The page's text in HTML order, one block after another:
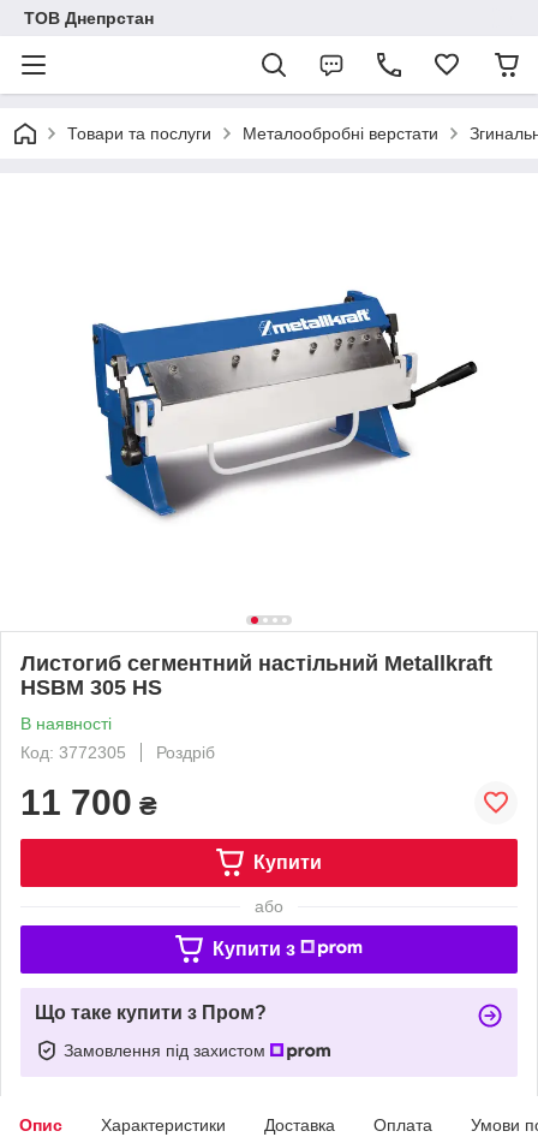
ТОВ Днепрстан
Товари та послуги Металообробні верстати
Листогиб сегментний настільний Metallkraft
HSBM 305 HS
В наявності
Код: 3772305
Роздріб
11 700 ₴
Купити
або
Купити з
Що таке купити з Пром?
Замовлення під захистом
Опис Характеристики Доставка Оплата Умови